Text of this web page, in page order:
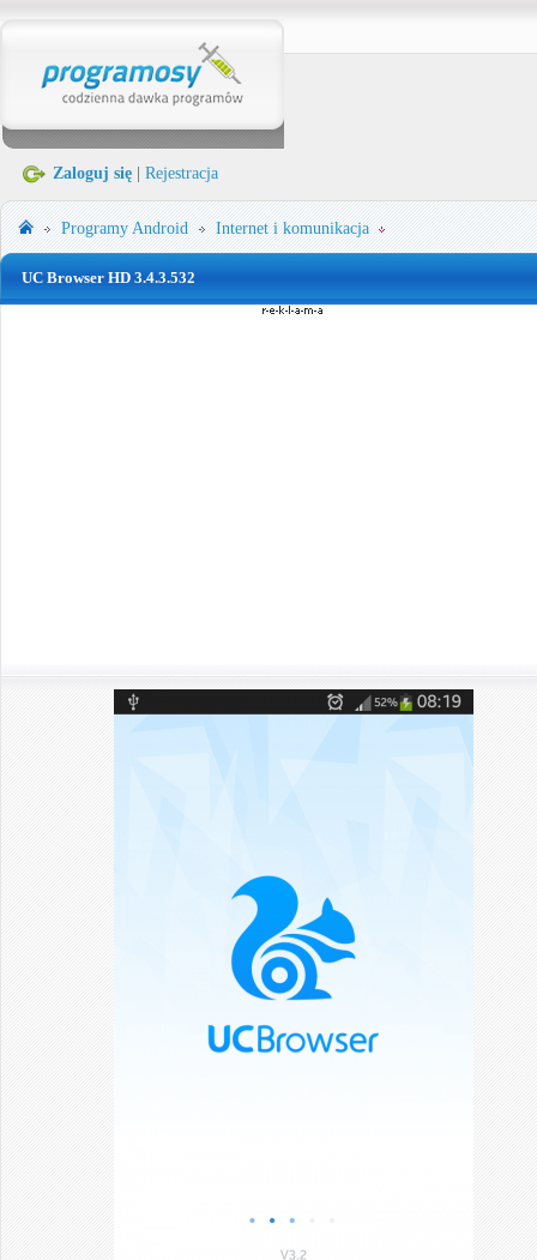
Zaloguj się Rejestracja
ProgramyAndroid Internet i komunikacja
UC Browser HD 3.4.3.532